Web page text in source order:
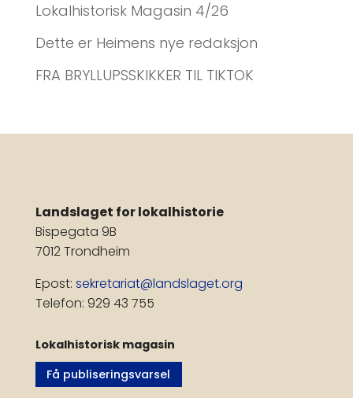
Lokalhistorisk Magasin 4/26
Dette er Heimens nye redaksjon
FRA BRYLLUPSSKIKKER TIL TIKTOK
Landslaget for lokalhistorie
Bispegata 9B
7012 Trondheim
Epost: sekretariat@landslaget.org
Telefon: 929 43 755
Lokalhistorisk magasin
Få publiseringsvarsel